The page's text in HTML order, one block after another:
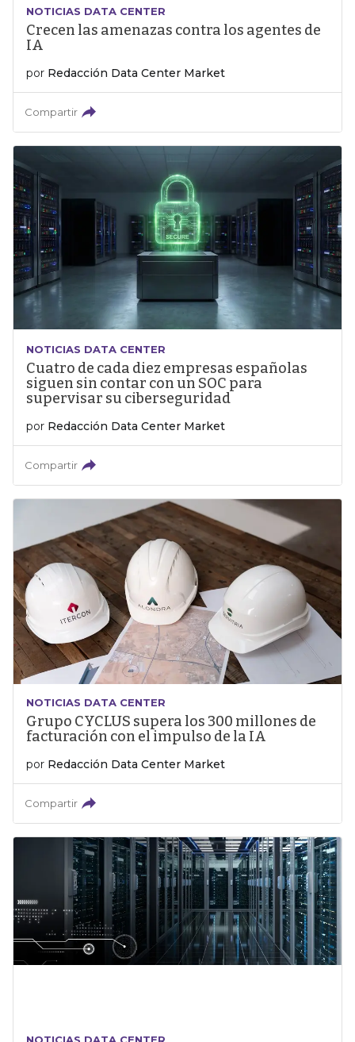
NOTICIAS DATA CENTER
Crecen las amenazas contra los agentes de
IA
por Redacción Data Center Market
Compartir
NOTICIAS DATA CENTER
Cuatro de cada diez empresas españolas
siguen sin contar con un SOC para
supervisar su ciberseguridad
por Redacción Data Center Market
Compartir
NOTICIAS DATA CENTER
Grupo CYCLUS supera los 300 millones de
facturación con el impulso de la IA
por Redacción Data Center Market
Compartir